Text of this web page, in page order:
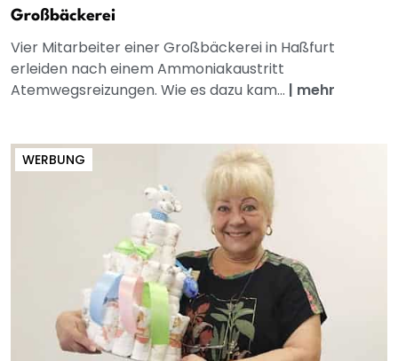
Großbäckerei
Vier Mitarbeiter einer Großbäckerei in Haßfurt
erleiden nach einem Ammoniakaustritt
Atemwegsreizungen. Wie es dazu kam... | mehr
WERBUNG